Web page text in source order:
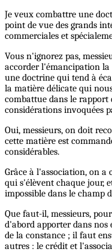
Je veux combattre une
point de vue des grands
commerciales et
Vous n'ignorez pas,
accorder l'émancipation la
une doctrine qui tend à
la matière délicate qui
combattue dans le rapport
considérations invoquées
Oui, messieurs, on doit
cette matière est
considérables.
Grâce à l'association, on a
qui s'élèvent chaque jour,
impossible dans le champ
Que faut-il, messieurs,
d'abord apporter dans nos
de la constance ; il faut
autres : le crédit et